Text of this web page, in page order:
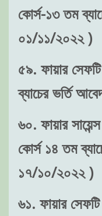
কোর্স-১৩ তম
০১/১১/২০২২ )
৫৯. ফায়ার
ব্যাচের ভর্তি
৬০. ফায়ার
কোর্স ১৪ তম
১৭/১০/২০২২ )
৬১. ফায়ার